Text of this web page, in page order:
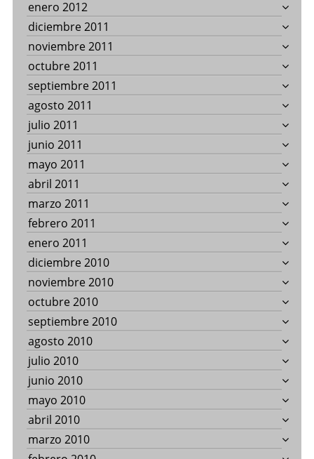
enero 2012
diciembre 2011
noviembre 2011
octubre 2011
septiembre 2011
agosto 2011
julio 2011
junio 2011
mayo 2011
abril 2011
marzo 2011
febrero 2011
enero 2011
diciembre 2010
noviembre 2010
octubre 2010
septiembre 2010
agosto 2010
julio 2010
junio 2010
mayo 2010
abril 2010
marzo 2010